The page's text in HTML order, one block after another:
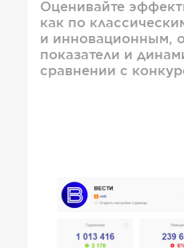
Оценивайте
как по
и инновационным,
показатели и
сравнении с